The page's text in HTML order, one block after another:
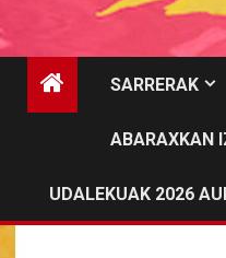
SARRERAK
ABARAXKAN
UDALEKUAK 2026